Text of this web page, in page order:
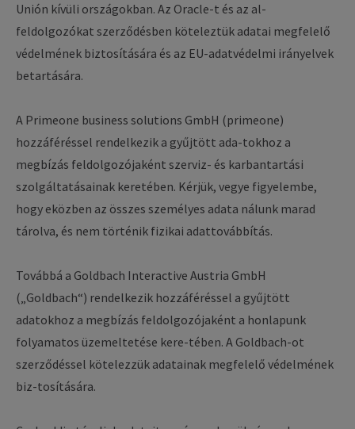
Unión kívüli országokban. Az Oracle-t és az al-
feldolgozókat szerződésben köteleztük adatai megfelelő
védelmének biztosítására és az EU-adatvédelmi irányelvek
betartására.
A Primeone business solutions GmbH (primeone)
hozzáféréssel rendelkezik a gyűjtött ada-tokhoz a
megbízás feldolgozójaként szerviz- és karbantartási
szolgáltatásainak keretében. Kérjük, vegye figyelembe,
hogy eközben az összes személyes adata nálunk marad
tárolva, és nem történik fizikai adattovábbítás.
Továbbá a Goldbach Interactive Austria GmbH
(„Goldbach“) rendelkezik hozzáféréssel a gyűjtött
adatokhoz a megbízás feldolgozójaként a honlapunk
folyamatos üzemeltetése kere-tében. A Goldbach-ot
szerződéssel kötelezzük adatainak megfelelő védelmének
biz-tosítására.